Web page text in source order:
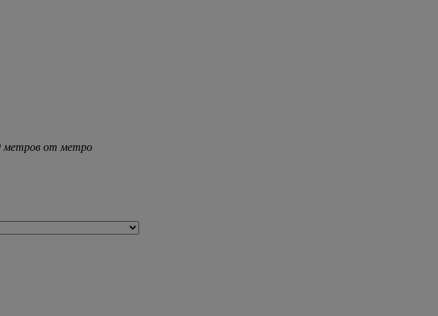
метров от метро